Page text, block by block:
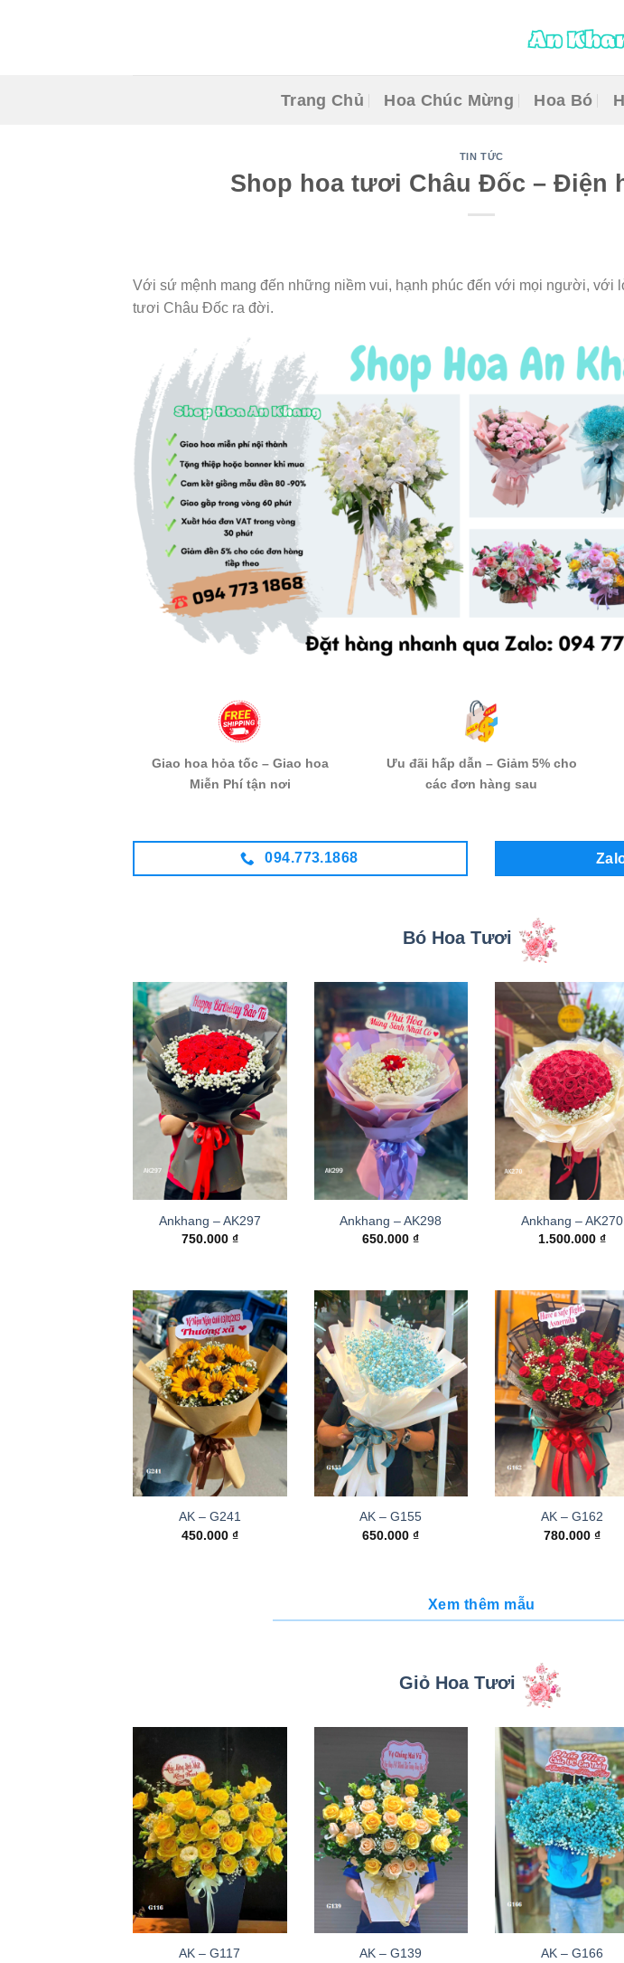
Trang Chủ Hoa Chúc Mừng Hoa Bó
TIN TỨC
Shop hoa tươi Châu Đốc – Điện
Với sứ mệnh mang đến những niềm vui, hạnh phúc đến với mọi người, với
tươi Châu Đốc ra đời.
Giao hoa hỏa tốc – Giao hoa
Miễn Phí tận nơi
Ưu đãi hấp dẫn – Giảm 5% cho
các đơn hàng sau
094.773.1868
Bó Hoa Tươi
Ankhang – AK297
750.000 ₫
Ankhang – AK298
650.000₫
Ankhang – AK270
1.500.000₫
AK – G241
450.000 ₫
AK – G155
650.000₫
AK – G162
780.000₫
Xem thêm mẫu
Giỏ Hoa Tươi
AK – G117
AK – G139
AK – G166